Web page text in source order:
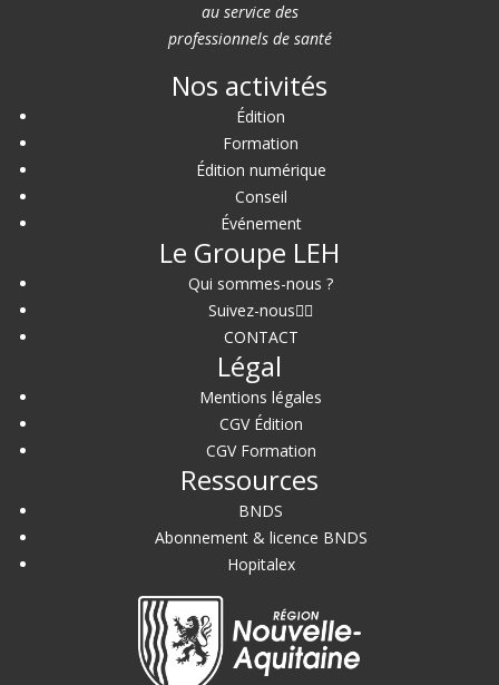
au service des
professionnels de santé
Nos activités
Édition
Formation
Édition numérique
Conseil
Événement
Le Groupe LEH
Qui sommes-nous ?
Suivez-nous
CONTACT
Légal
Mentions légales
CGV Édition
CGV Formation
Ressources
BNDS
Abonnement & licence BNDS
Hopitalex